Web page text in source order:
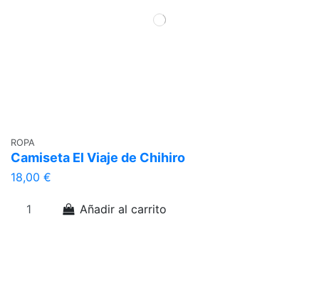
ROPA
Camiseta El Viaje de Chihiro
18,00 €
Añadir al carrito